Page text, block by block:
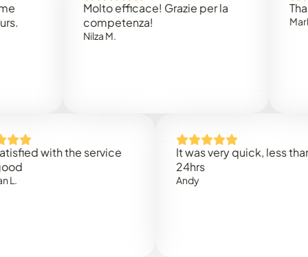
Molto efficace! Grazie per la
competenza!
Thank
Mark N.
with the service
It was very quick, less than